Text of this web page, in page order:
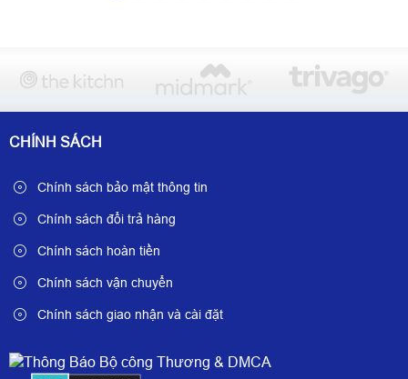
CHÍNH SÁCH
Chính sách bảo mật thông tin
Chính sách đổi trả hàng
Chính sách hoàn tiền
Chính sách vận chuyển
Chính sách giao nhận và cài đặt